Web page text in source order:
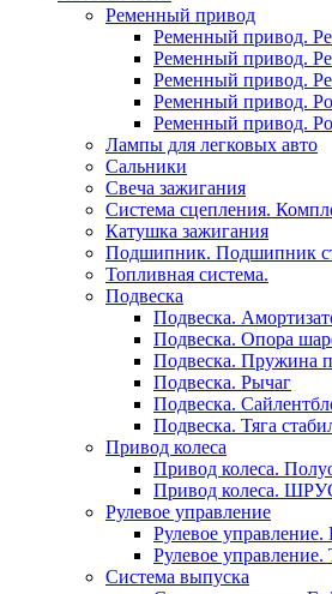
Ременный привод
Ременный привод.
Ременный привод.
Ременный привод.
Ременный привод.
Ременный привод.
Лампы для легковых авто
Сальники
Свеча зажигания
Система сцепления.
Катушка зажигания
Подшипник. Подшипник
Топливная система.
Подвеска
Подвеска.
Подвеска. Опора
Подвеска. Пружина
Подвеска. Рычаг
Подвеска.
Подвеска. Тяга
Привод колеса
Привод колеса.
Привод колеса.
Рулевое управление
Рулевое
Рулевое управление.
Система выпуска